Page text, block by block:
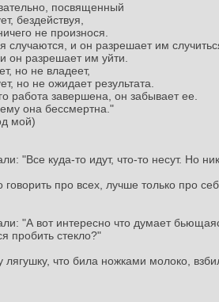
посвященный
бездействуя,
не произнося.
случаются, и он разрешает им
он разрешает им уйти.
но не владеет,
но не ожидает результата.
работа завершена, он забывает ее.
она бессмертна."
мой)
"Все куда-то идут, что-то несут. Но
говорить про всех, лучше только про
"А вот интересно что думает
пробить стекло?"
лягушку, что била ножками молоко,